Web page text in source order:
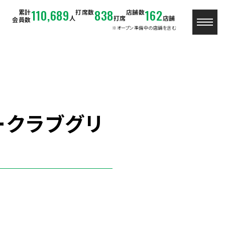
累計
会員数110,689 人
打席数838打席
店舗数162店舗
※オープン準備中の店舗を含む
ラブグリ